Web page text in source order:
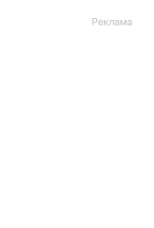
Реклама